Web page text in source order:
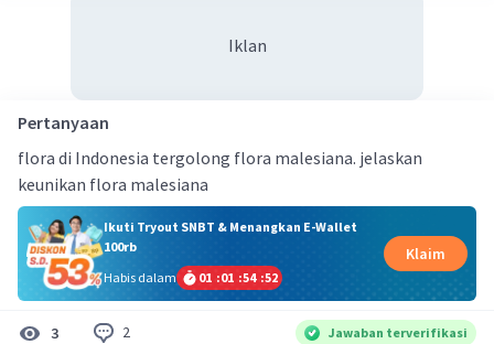
Iklan
Pertanyaan
flora di Indonesia tergolong flora malesiana. jelaskan
keunikan flora malesiana
Ikuti Tryout SNBT & Menangkan E-Wallet
100rb
Habis dalam
01 :01 :54 :52
Klaim
3 2 Jawaban terverifikasi